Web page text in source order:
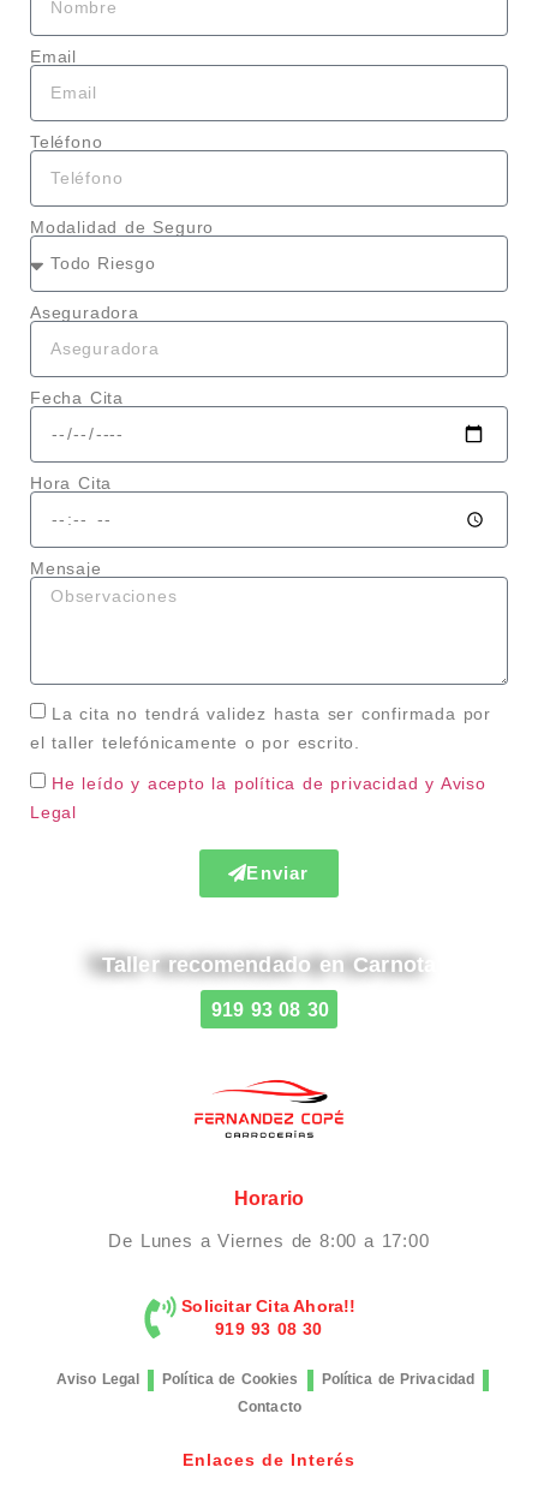
Email
Teléfono
Modalidad de Seguro
Aseguradora
Fecha Cita
Hora Cita
Mensaje
La cita no tendrá validez hasta ser confirmada por
el taller telefónicamente o por escrito.
He leído y acepto la política de privacidad y Aviso
Legal
Enviar
Taller recomendado en Carnota
919 93 08 30
Horario
De Lunes a Viernes de 8:00 a 17:00
Solicitar Cita Ahora!!
919 93 08 30
Aviso Legal Política de Cookies
Política de Privacidad
Contacto
Enlaces de Interés